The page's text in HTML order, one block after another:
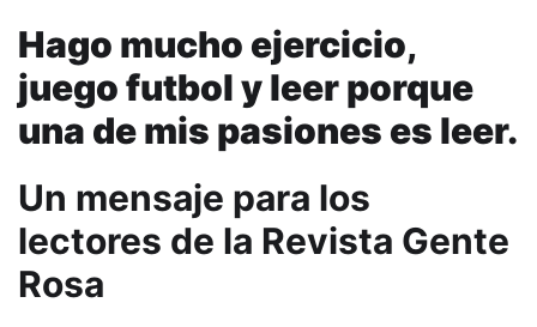
Hago mucho ejercicio,
juego futbol y leer porque
una de mis pasiones es leer.
Un mensaje para los
lectores de la Revista Gente
Rosa